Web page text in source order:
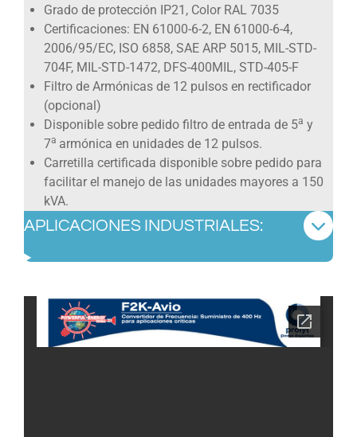
Grado de protección IP21, Color RAL 7035
Certificaciones: EN 61000-6-2, EN 61000-6-4,
2006/95/EC, ISO 6858, SAE ARP 5015, MIL-STD-
704F, MIL-STD-1472, DFS-400MIL, STD-405-F
Filtro de Armónicas de 12 pulsos en rectificador
(opcional)
Disponible sobre pedido filtro de entrada de 5a y
7a armónica en unidades de 12 pulsos.
Carretilla certificada disponible sobre pedido para
facilitar el manejo de las unidades mayores a 150
kVA.
APLICACIONES INDUSTRIALES: